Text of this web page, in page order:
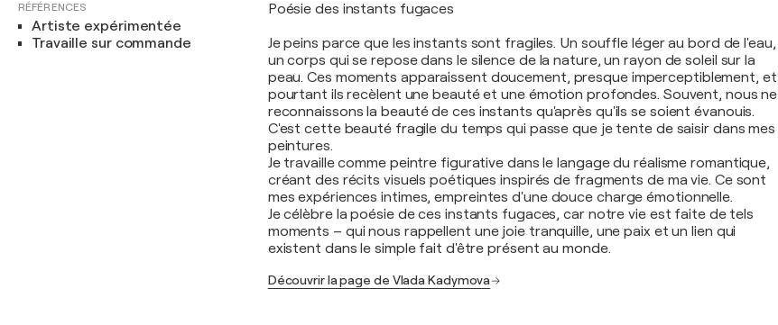
RÉFÉRENCES
Artiste expérimentée
Travaille sur commande
Poésie des instants fugaces
Je peins parce que les instants sont fragiles. Un souffle léger au bord de l'eau,
un corps qui se repose dans le silence de la nature, un rayon de soleil sur la
peau. Ces moments apparaissent doucement, presque imperceptiblement, et
pourtant ils recèlent une beauté et une émotion profondes. Souvent, nous ne
reconnaissons la beauté de ces instants qu'après qu'ils se soient évanouis.
C'est cette beauté fragile du temps qui passe que je tente de saisir dans mes
peintures.
Je travaille comme peintre figurative dans le langage du réalisme romantique,
créant des récits visuels poétiques inspirés de fragments de ma vie. Ce sont
mes expériences intimes, empreintes d'une douce charge émotionnelle.
Je célèbre la poésie de ces instants fugaces, car notre vie est faite de tels
moments – qui nous rappellent une joie tranquille, une paix et un lien qui
existent dans le simple fait d'être présent au monde.
Découvrir la page de Vlada Kadymova